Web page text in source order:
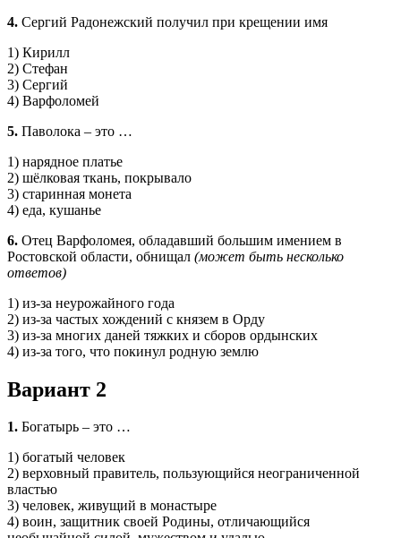
4. Сергий Радонежский получил при крещении имя
1) Кирилл
2) Стефан
3) Сергий
4) Варфоломей
5. Паволока – это …
1) нарядное платье
2) шёлковая ткань, покрывало
3) старинная монета
4) еда, кушанье
6. Отец Варфоломея, обладавший большим имением в
Ростовской области, обнищал (может быть несколько
ответов)
1) из-за неурожайного года
2) из-за частых хождений с князем в Орду
3) из-за многих даней тяжких и сборов ордынских
4) из-за того, что покинул родную землю
Вариант 2
1. Богатырь – это …
1) богатый человек
2) верховный правитель, пользующийся неограниченной
властью
3) человек, живущий в монастыре
4) воин, защитник своей Родины, отличающийся